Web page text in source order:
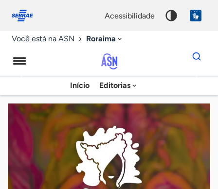
conosco
acessibilidade
Você está na ASN Roraima
Agência
Sebrae
de
Notícias
Início Editorias
Dados
para
chave